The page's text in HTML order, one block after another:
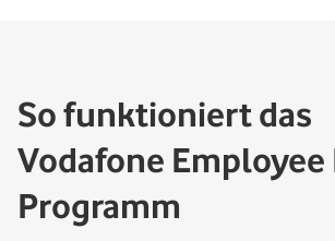
So funktioniert das
Vodafone
Programm